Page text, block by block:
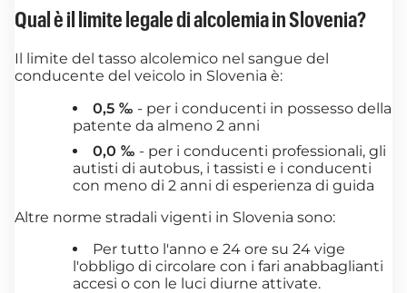
Qual è il limite legale di alcolemia in Slovenia?
Il limite del tasso alcolemico nel sangue del
conducente del veicolo in Slovenia è:
0,5 ‰ - per i conducenti in possesso della
patente da almeno 2 anni
0,0 ‰ - per i conducenti professionali, gli
autisti di autobus, i tassisti e i conducenti
con meno di 2 anni di esperienza di guida
Altre norme stradali vigenti in Slovenia sono:
Per tutto l'anno e 24 ore su 24 vige
l'obbligo di circolare con i fari anabbaglianti
accesi o con le luci diurne attivate.